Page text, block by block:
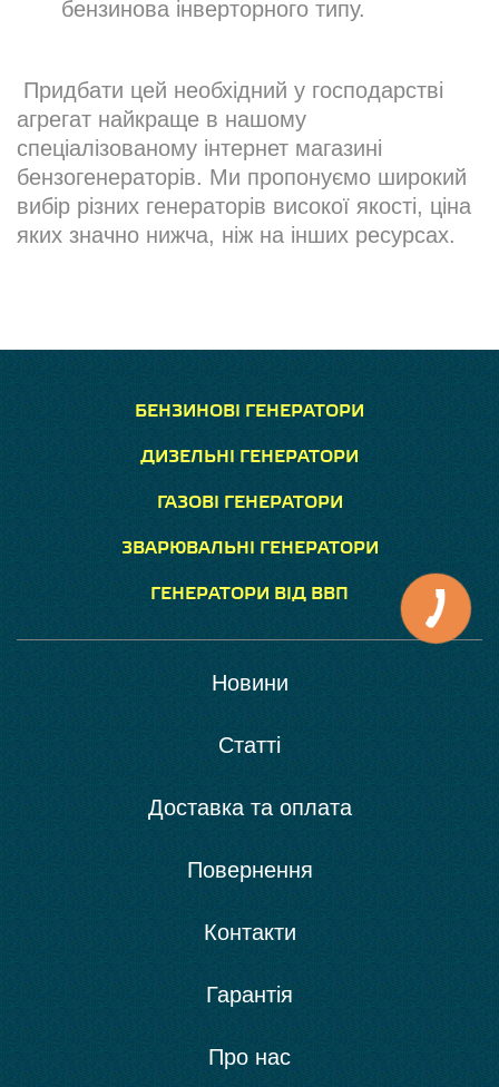
бензинова інверторного типу.
Придбати цей необхідний у господарстві
агрегат найкраще в нашому
спеціалізованому інтернет магазині
бензогенераторів. Ми пропонуємо широкий
вибір різних генераторів високої якості, ціна
яких значно нижча, ніж на інших ресурсах.
БЕНЗИНОВІ ГЕНЕРАТОРИ
ДИЗЕЛЬНІ ГЕНЕРАТОРИ
ГАЗОВІ ГЕНЕРАТОРИ
ЗВАРЮВАЛЬНІ ГЕНЕРАТОРИ
ГЕНЕРАТОРИ ВІД ВВП
Новини
Статті
Доставка та оплата
Повернення
Контакти
Гарантія
Про нас